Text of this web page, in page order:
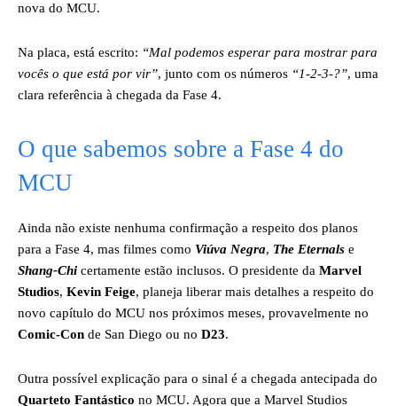
nova do MCU.
Na placa, está escrito: “Mal podemos esperar para mostrar para
vocês o que está por vir”, junto com os números “1-2-3-?”, uma
clara referência à chegada da Fase 4.
O que sabemos sobre a Fase 4 do
MCU
Ainda não existe nenhuma confirmação a respeito dos planos
para a Fase 4, mas filmes como Viúva Negra, The Eternals e
Shang-Chi certamente estão inclusos. O presidente da Marvel
Studios, Kevin Feige, planeja liberar mais detalhes a respeito do
novo capítulo do MCU nos próximos meses, provavelmente no
Comic-Con de San Diego ou no D23.
Outra possível explicação para o sinal é a chegada antecipada do
Quarteto Fantástico no MCU. Agora que a Marvel Studios